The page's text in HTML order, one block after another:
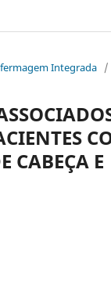
Integrada /
CABEÇA E